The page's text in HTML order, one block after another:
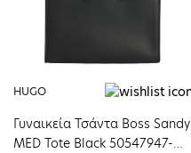
HUGO
Γυναικεία Τσάντα Boss Sandy
MED Tote Black 50547947-